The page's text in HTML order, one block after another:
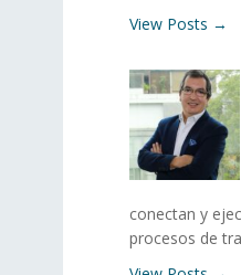
View Posts →
conectan y
procesos de